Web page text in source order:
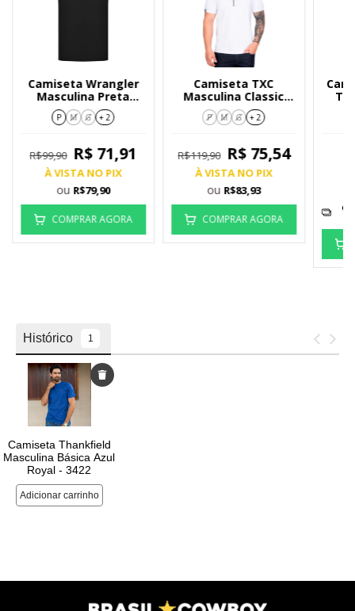
Camiseta Wrangler
Masculina Preta
WM5503
P M G + 2
R$99,90 R$ 71,91
À VISTA NO PIX
ou R$79,90
COMPRAR AGORA
Camiseta TXC
Masculina Classic
Branca 19570
P M G + 2
R$119,90 R$ 75,54
À VISTA NO PIX
ou R$83,93
COMPRAR AGORA